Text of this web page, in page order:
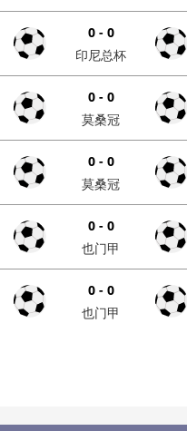
0 - 0
印尼总杯
0 - 0
莫桑冠
0 - 0
莫桑冠
0 - 0
也门甲
0 - 0
也门甲